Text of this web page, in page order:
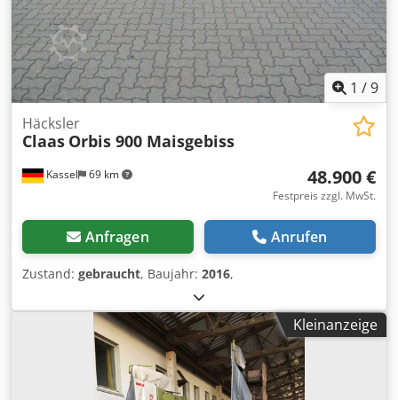
1 /9
Kassel 69 km
Häcksler
Claas Orbis 900 Maisgebiss
48.900 €
Festpreis zzgl. MwSt.
Anfragen Anrufen
Zustand: gebraucht, Baujahr: 2016,
Kleinanzeige